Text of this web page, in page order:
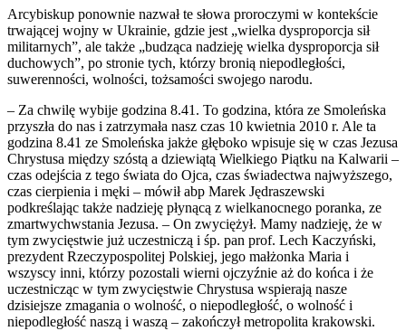
Arcybiskup ponownie nazwał te słowa proroczymi w kontekście
trwającej wojny w Ukrainie, gdzie jest „wielka dysproporcja sił
militarnych”, ale także „budząca nadzieję wielka dysproporcja sił
duchowych”, po stronie tych, którzy bronią niepodległości,
suwerenności, wolności, tożsamości swojego narodu.
– Za chwilę wybije godzina 8.41. To godzina, która ze Smoleńska
przyszła do nas i zatrzymała nasz czas 10 kwietnia 2010 r. Ale ta
godzina 8.41 ze Smoleńska jakże głęboko wpisuje się w czas Jezusa
Chrystusa między szóstą a dziewiątą Wielkiego Piątku na Kalwarii –
czas odejścia z tego świata do Ojca, czas świadectwa najwyższego,
czas cierpienia i męki – mówił abp Marek Jędraszewski
podkreślając także nadzieję płynącą z wielkanocnego poranka, ze
zmartwychwstania Jezusa. – On zwyciężył. Mamy nadzieję, że w
tym zwycięstwie już uczestniczą i śp. pan prof. Lech Kaczyński,
prezydent Rzeczypospolitej Polskiej, jego małżonka Maria i
wszyscy inni, którzy pozostali wierni ojczyźnie aż do końca i że
uczestnicząc w tym zwycięstwie Chrystusa wspierają nasze
dzisiejsze zmagania o wolność, o niepodległość, o wolność i
niepodległość naszą i waszą – zakończył metropolita krakowski.